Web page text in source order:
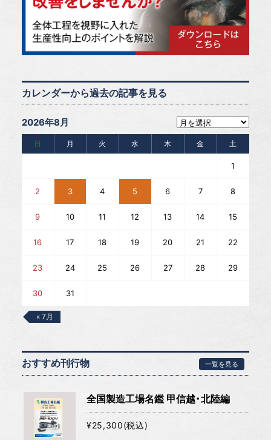
カレンダーから過去の記事を見る
2026年8月
日 月 火 水 木 金 土
1
2 3 4 5 6 7 8
9 10 11 12 13 14 15
16 17 18 19 20 21 22
23 24 25 26 27 28 29
30 31
« 7月
おすすめ刊行物 一覧を見る
全国製造工場名鑑 甲信越・北陸編
¥25,300(税込)